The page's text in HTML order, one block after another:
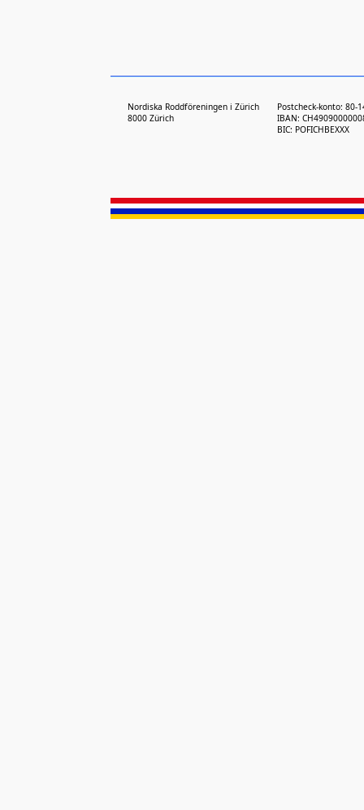
Nordiska Roddföreningen i Zürich
8000 Zürich
Postcheck-konto: 80-
IBAN:
BIC: POFICHBEXXX